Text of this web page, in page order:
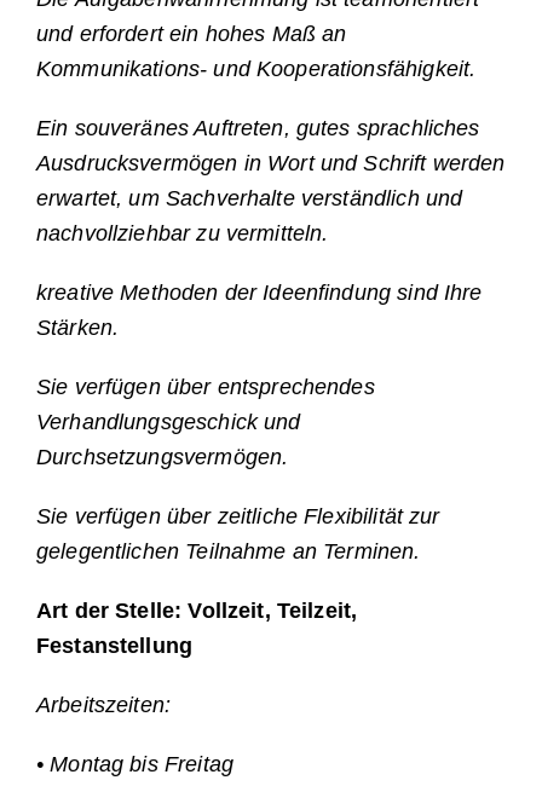
und erfordert ein hohes Maß an
Kommunikations- und Kooperationsfähigkeit.
Ein souveränes Auftreten, gutes sprachliches
Ausdrucksvermögen in Wort und Schrift werden
erwartet, um Sachverhalte verständlich und
nachvollziehbar zu vermitteln.
kreative Methoden der Ideenfindung sind Ihre
Stärken.
Sie verfügen über entsprechendes
Verhandlungsgeschick und
Durchsetzungsvermögen.
Sie verfügen über zeitliche Flexibilität zur
gelegentlichen Teilnahme an Terminen.
Art der Stelle: Vollzeit, Teilzeit,
Festanstellung
Arbeitszeiten:
• Montag bis Freitag